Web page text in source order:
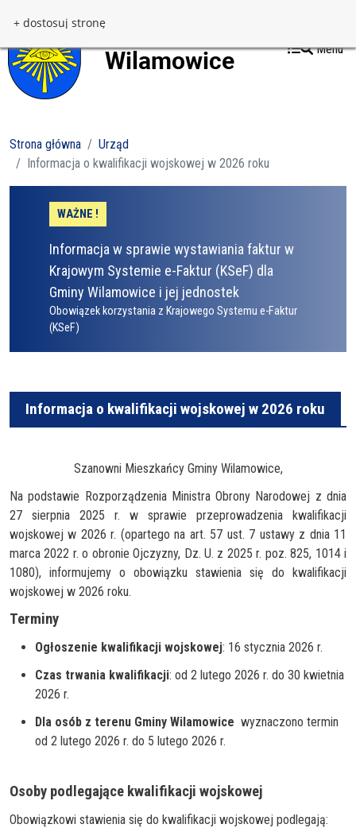
+ dostosuj stronę
Menu
Strona główna
Urząd
Informacja o kwalifikacji wojskowej w 2026 roku
WAŻNE !
Informacja w sprawie wystawiania faktur w
Krajowym Systemie e-Faktur (KSeF) dla
Gminy Wilamowice i jej jednostek
Obowiązek korzystania z Krajowego Systemu e-Faktur
(KSeF)
Informacja o kwalifikacji wojskowej w 2026 roku
Szanowni Mieszkańcy Gminy Wilamowice,
Na podstawie Rozporządzenia Ministra Obrony Narodowej z dnia
27 sierpnia 2025 r. w sprawie przeprowadzenia kwalifikacji
wojskowej w 2026 r. (opartego na art. 57 ust. 7 ustawy z dnia 11
marca 2022 r. o obronie Ojczyzny, Dz. U. z 2025 r. poz. 825, 1014 i
1080), informujemy o obowiązku stawienia się do kwalifikacji
wojskowej w 2026 roku.
Terminy
Ogłoszenie kwalifikacji wojskowej: 16 stycznia 2026 r.
Czas trwania kwalifikacji: od 2 lutego 2026 r. do 30 kwietnia
2026 r.
Dla osób z terenu Gminy Wilamowice wyznaczono termin
od 2 lutego 2026 r. do 5 lutego 2026 r.
Osoby podlegające kwalifikacji wojskowej
Obowiązkowi stawienia się do kwalifikacji wojskowej podlegają: